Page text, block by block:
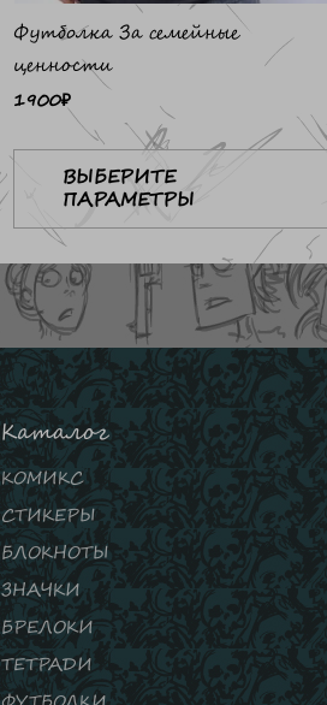
Футболка За семейные
ценности
1900₽
ВЫБЕРИТЕ
ПАРАМЕТРЫ
Каталог
КОМИКС
СТИКЕРЫ
БЛОКНОТЫ
ЗНАЧКИ
БРЕЛОКИ
ТЕТРАДИ